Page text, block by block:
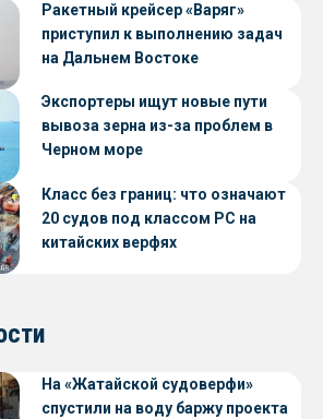
Ракетный крейсер «Варяг»
приступил к выполнению задач
на Дальнем Востоке
Экспортеры ищут новые пути
вывоза зерна из-за проблем в
Черном море
Класс без границ: что означают
20 судов под классом РС на
китайских верфях
На «Жатайской судоверфи»
спустили на воду баржу проекта